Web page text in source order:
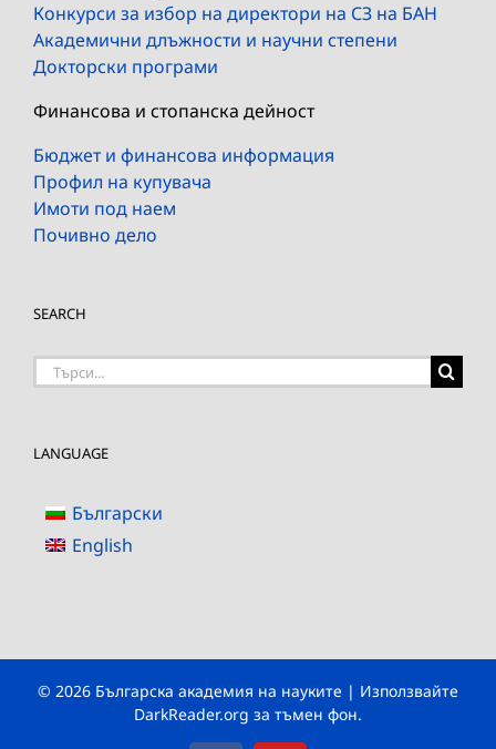
Конкурси за избор на директори на СЗ на БАН
Академични длъжности и научни степени
Докторски програми
Финансова и стопанска дейност
Бюджет и финансова информация
Профил на купувача
Имоти под наем
Почивно дело
SEARCH
Търсене
LANGUAGE
Български
English
© 2026 Българска академия на науките | Използвайте
DarkReader.org за тъмен фон.